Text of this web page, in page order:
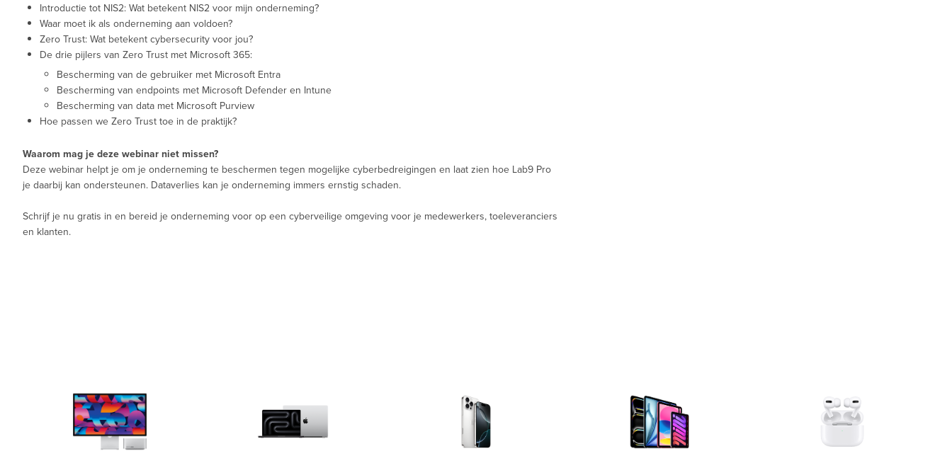
Introductie tot NIS2: Wat betekent NIS2 voor mijn onderneming?
Waar moet ik als onderneming aan voldoen?
Zero Trust: Wat betekent cybersecurity voor jou?
De drie pijlers van Zero Trust met Microsoft 365:
Bescherming van de gebruiker met Microsoft Entra
Bescherming van endpoints met Microsoft Defender en Intune
Bescherming van data met Microsoft Purview
Hoe passen we Zero Trust toe in de praktijk?
Waarom mag je deze webinar niet missen?
Deze webinar helpt je om je onderneming te beschermen tegen mogelijke cyberbedreigingen en laat zien hoe Lab9 Pro
je daarbij kan ondersteunen. Dataverlies kan je onderneming immers ernstig schaden.
Schrijf je nu gratis in en bereid je onderneming voor op een cyberveilige omgeving voor je medewerkers, toeleveranciers
en klanten.